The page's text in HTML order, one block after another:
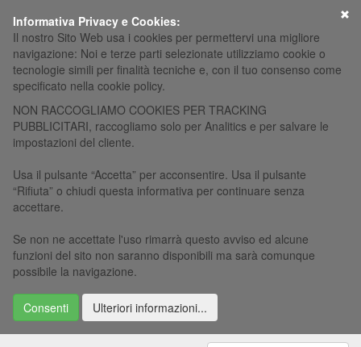
Informativa Privacy e Cookies:
Il nostro Sito Web usa i cookies per permettervi una migliore
navigazione: Noi e terze parti selezionate utilizziamo cookie o
tecnologie simili per finalità tecniche e, con il tuo consenso come
specificato nella cookie policy.
NON RACCOGLIAMO COOKIES PER TRACKING
PUBBLICITARI, raccogliamo solo per Analitics e per salvare le
impostazioni del cliente.
Usa il pulsante “Accetta” per acconsentire. Usa il pulsante
“Rifiuta” o chiudi questa informativa per continuare senza
accettare.
Se non ne accettate l'uso rimarrà questo avviso ed alcune
funzioni del sito non saranno disponibili ma sarà comunque
possibile la navigazione.
Consenti Ulteriori informazioni...
×